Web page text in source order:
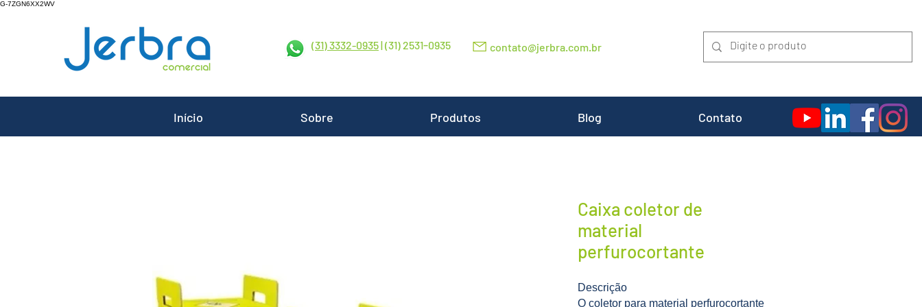
G-7ZGN6XX2WV
(31) 3332-0935| (31) 2531-0935 contato@jerbra.com.br
Caixa coletor de
material
perfurocortante
Descrição
O coletor para material perfurocortante
Início Sobre Produtos Blog Contato